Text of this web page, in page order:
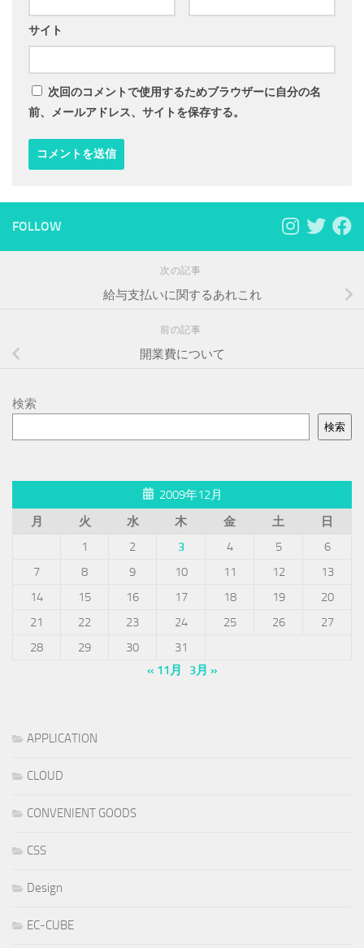
サイト
次回のコメントで使用するためブラウザーに自分の名
前、メールアドレス、サイトを保存する。
FOLLOW
次の記事
給与支払いに関するあれこれ
前の記事
開業費について
検索
検索
2009年12月
月
火 水 木 金 土
日
1
2 3 4 5
6
7
8 9 10 11 12
13
14
15 16 17 18 19
20
21
22 23 24 25 26
27
28
29 30
31
« 11月
3月 »
APPLICATION
CLOUD
CONVENIENT GOODS
CSS
Design
EC-CUBE